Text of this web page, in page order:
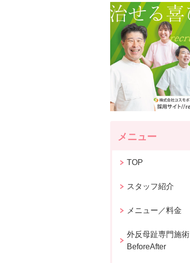
メニュー
TOP
スタッフ紹介
メニュー／料金
外反母趾専門施術
BeforeAfter